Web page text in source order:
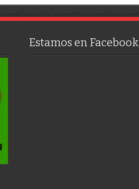
Estamos en Facebook